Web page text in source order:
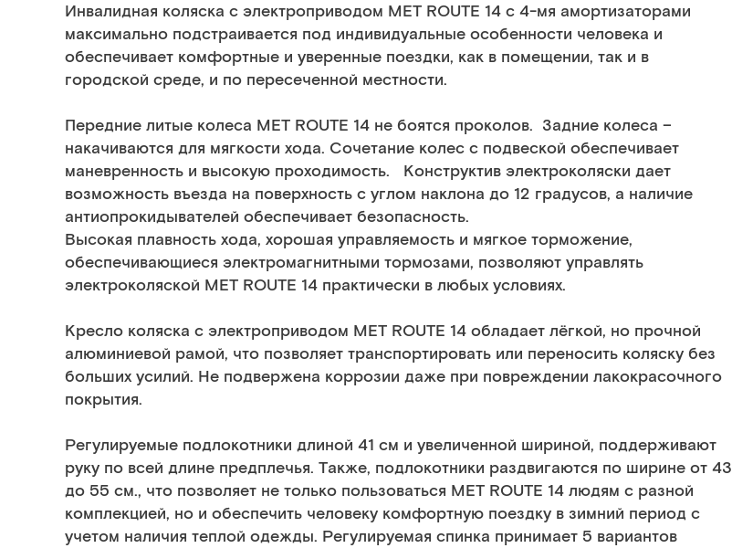
Инвалидная коляска с электроприводом MET ROUTE 14 с 4-мя амортизаторами
максимально подстраивается под индивидуальные особенности человека и
обеспечивает комфортные и уверенные поездки, как в помещении, так и в
городской среде, и по пересеченной местности.
Передние литые колеса MET ROUTE 14 не боятся проколов. Задние колеса –
накачиваются для мягкости хода. Сочетание колес с подвеской обеспечивает
маневренность и высокую проходимость. Конструктив электроколяски дает
возможность въезда на поверхность с углом наклона до 12 градусов, а наличие
антиопрокидывателей обеспечивает безопасность.
Высокая плавность хода, хорошая управляемость и мягкое торможение,
обеспечивающиеся электромагнитными тормозами, позволяют управлять
электроколяской MET ROUTE 14 практически в любых условиях.
Кресло коляска с электроприводом MET ROUTE 14 обладает лёгкой, но прочной
алюминиевой рамой, что позволяет транспортировать или переносить коляску без
больших усилий. Не подвержена коррозии даже при повреждении лакокрасочного
покрытия.
Регулируемые подлокотники длиной 41 см и увеличенной шириной, поддерживают
руку по всей длине предплечья. Также, подлокотники раздвигаются по ширине от 43
до 55 см., что позволяет не только пользоваться MET ROUTE 14 людям с разной
комплекцией, но и обеспечить человеку комфортную поездку в зимний период с
учетом наличия теплой одежды. Регулируемая спинка принимает 5 вариантов